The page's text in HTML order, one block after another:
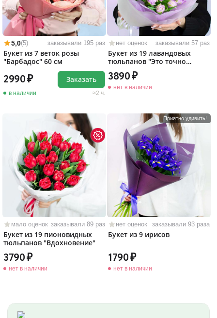
5,0(5) заказывали 195 раз
Букет из 7 веток розы
"Барбадос" 60 см
2990
в наличии 2 ч.
Заказать
нет оценок заказывали 57 раз
Букет из 19 лавандовых
тюльпанов "Это точно
любовь!"
3890
нет в наличии
мало оценок заказывали 89 раз
Букет из 19 пионовидных
тюльпанов "Вдохновение"
3790
нет в наличии
Приятно удивить!
нет оценок заказывали 93 раза
Букет из 9 ирисов
1790
нет в наличии